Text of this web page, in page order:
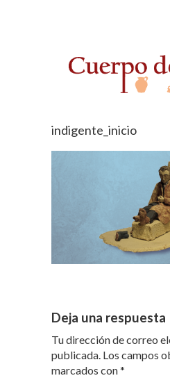
indigente_inicio
Deja una respuesta
Tu dirección de correo
publicada. Los campos
marcados con*